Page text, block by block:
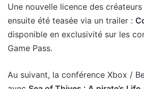
Une nouvelle licence des
ensuite été teasée via un trailer :
disponible en exclusivité sur les
Game Pass.
Au suivant, la conférence Xbox /